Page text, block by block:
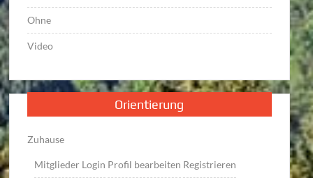
Ohne
Video
Orientierung
Zuhause
Mitglieder Login Profil bearbeiten Registrieren